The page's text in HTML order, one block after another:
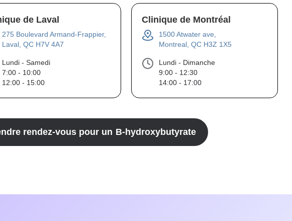
de Laval
275 Boulevard Armand-Frappier,
Laval, QC H7V 4A7
Lundi - Samedi
7:00 - 10:00
12:00 - 15:00
Clinique de Montréal
1500 Atwater ave,
Montreal, QC H3Z 1X5
Lundi - Dimanche
9:00 - 12:30
14:00 - 17:00
rendez-vous pour un B-hydroxybutyrate